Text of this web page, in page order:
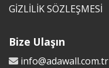
GİZLİLİK SÖZLEŞMESİ
Bize Ulaşın
info@adawall.com.tr